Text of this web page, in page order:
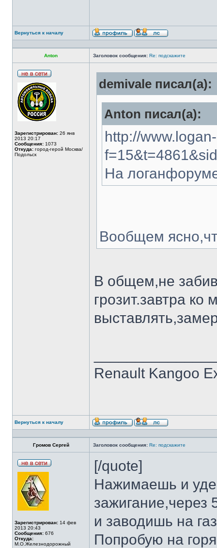
Вернуться к началу
Anton Заголовок сообщения: Re: подскажите
Зарегистрирован: 26 янв
2013 20:17
Сообщения: 1073
Откуда: город-герой Москва/
Подольск
demivale писал(а):
Anton писал(а):
http://
На
Вообщем
В общем,не
грозит.завтра
Renault Kangoo
Вернуться к началу
Громов Сергей Заголовок сообщения: Re: подскажите
Зарегистрирован: 14 фев
2013 20:43
Сообщения: 676
Откуда:
М.О.Железнодорожный
[/quote]
Нажимаешь и
зажигание,через
и заводишь на
Попробую на